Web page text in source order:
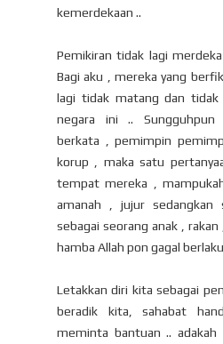
kemerdekaan ..
Pemikiran tidak lagi
Bagi aku , mereka yang
lagi tidak matang dan tidak
negara ini .. Sungguhpun
berkata , pemimpin
korup , maka satu
tempat mereka ,
amanah , jujur sedangkan
sebagai seorang anak , rakan
hamba Allah pon gagal
Letakkan diri kita sebagai
beradik kita, sahabat
meminta bantuan ..